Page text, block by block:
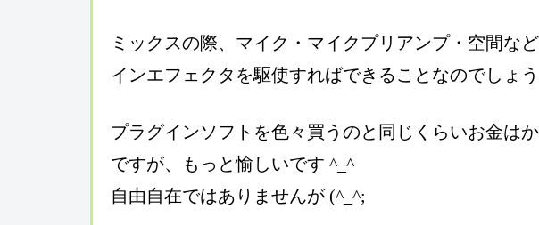
ミックスの際、マイク・マイクプリアンプ・空間な
インエフェクタを駆使すればできることなのでしょう
プラグインソフトを色々買うのと同じくらいお金はか
ですが、もっと愉しいです ^_^
自由自在ではありませんが (^_^;